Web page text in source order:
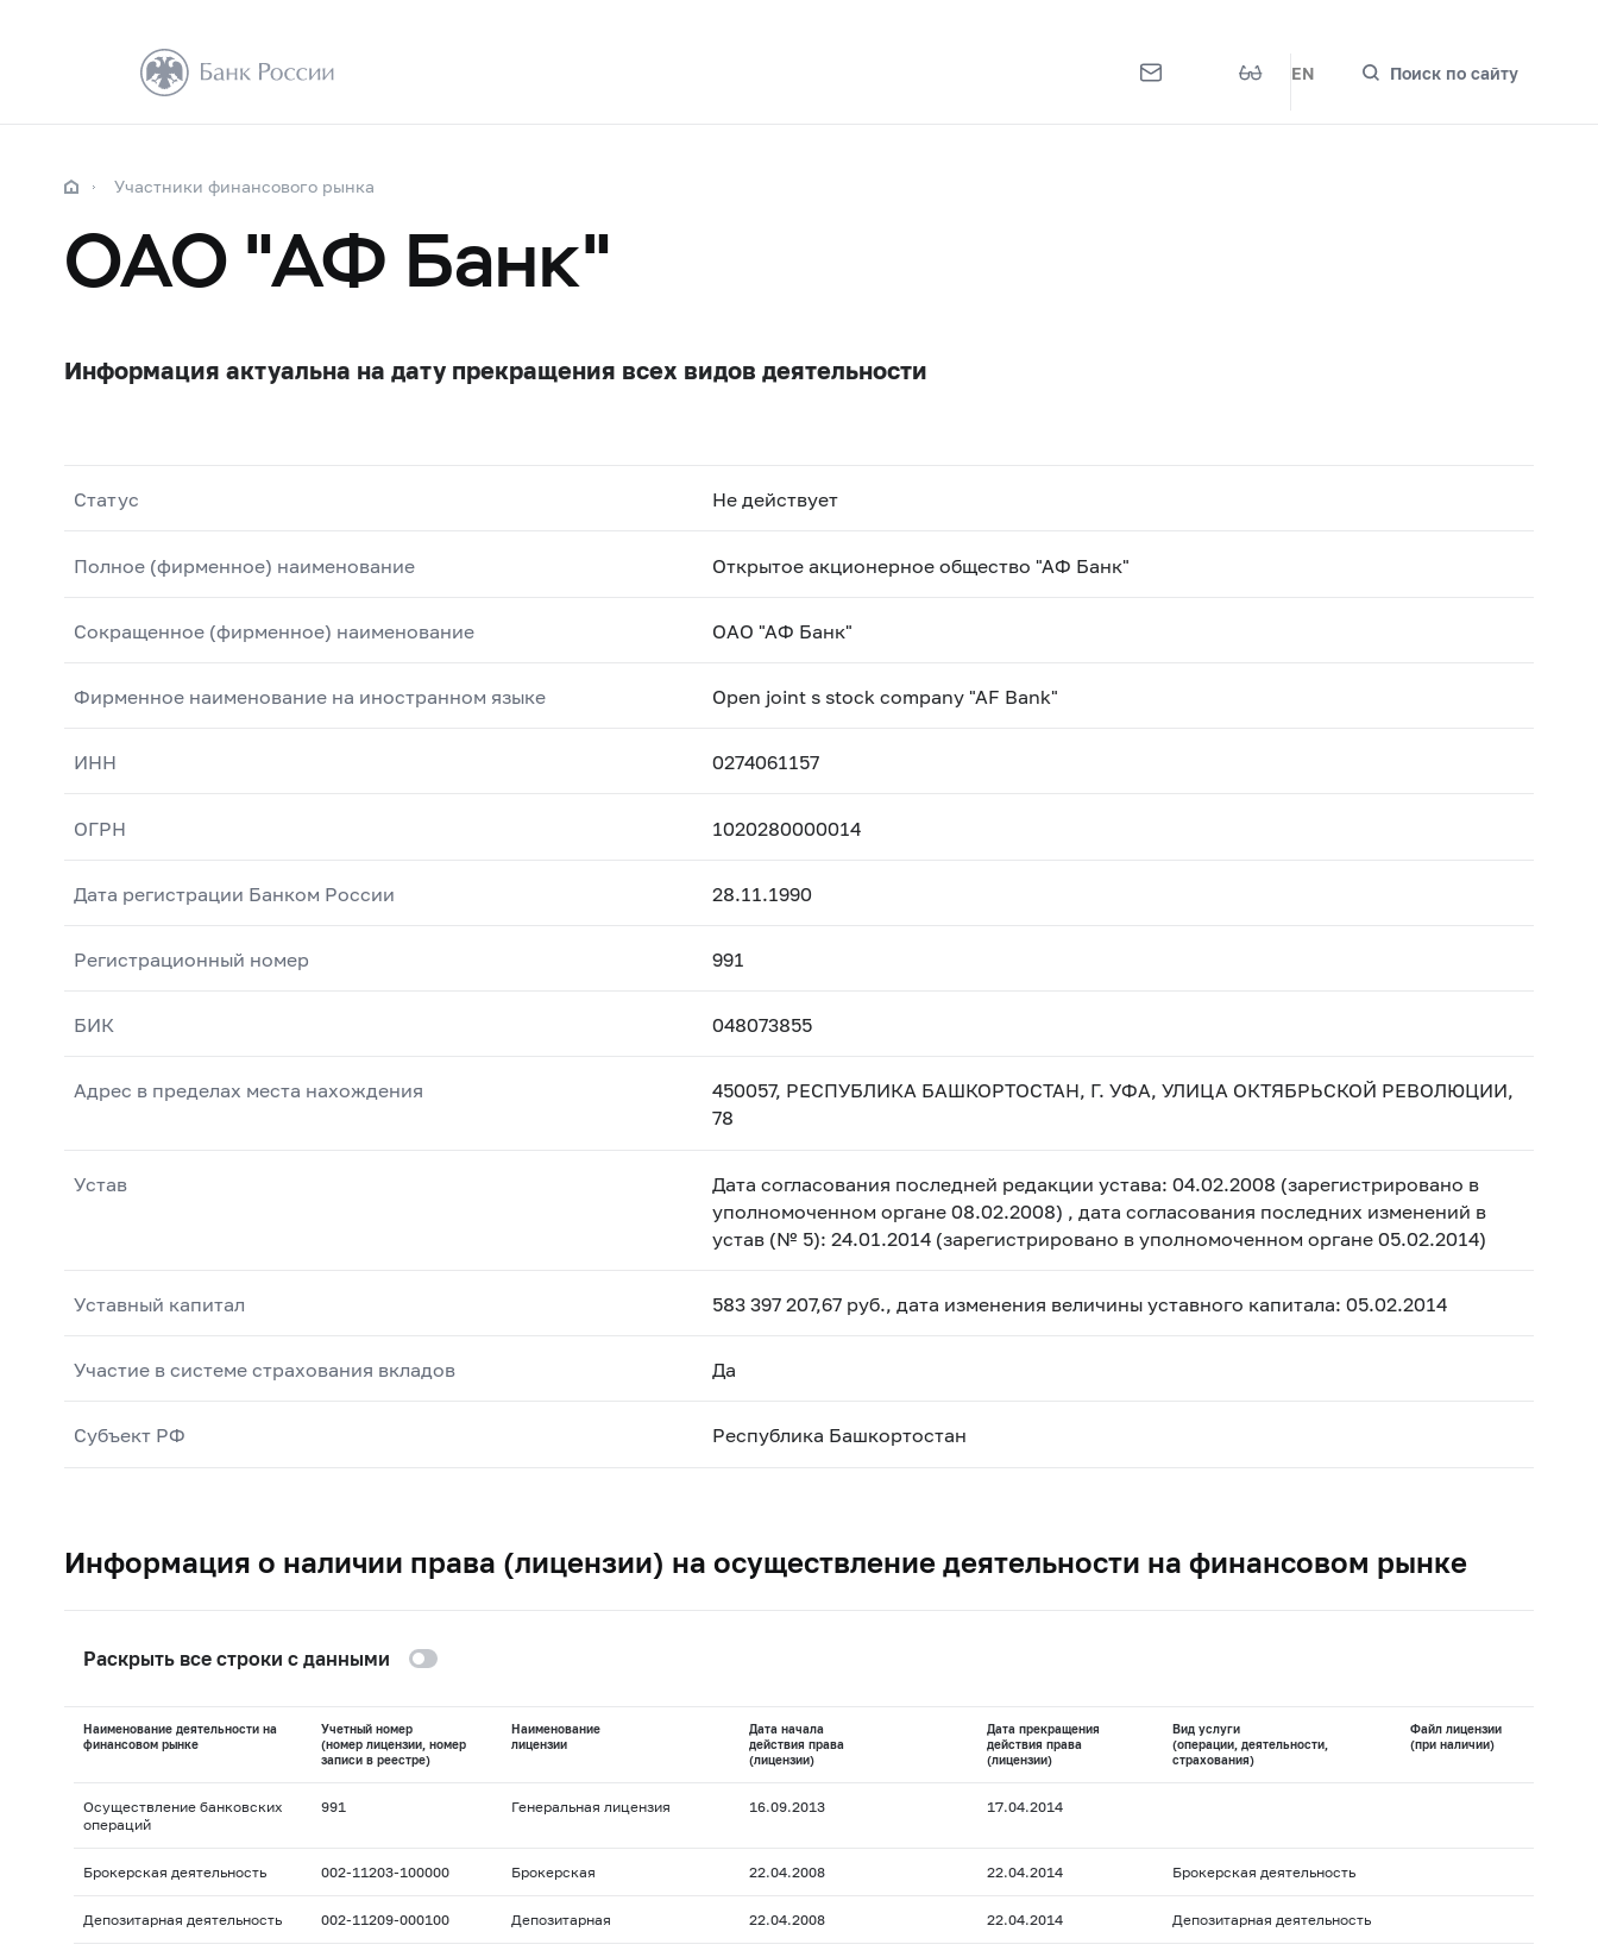
EN Поиск по сайту
Участники финансового рынка
ОАО "АФ Банк"
Информация актуальна на дату прекращения всех видов деятельности
Статус Не действует
Полное (фирменное) наименование Открытое акционерное общество "АФ Банк"
Сокращенное (фирменное) наименование ОАО "АФ Банк"
Фирменное наименование на иностранном языке Open joint s stock company "AF Bank"
ИНН 0274061157
ОГРН 1020280000014
Дата регистрации Банком России 28.11.1990
Регистрационный номер 991
БИК 048073855
Адрес в пределах места нахождения
450057, РЕСПУБЛИКА БАШКОРТОСТАН, Г. УФА, УЛИЦА ОКТЯБРЬСКОЙ РЕВОЛЮЦИИ,
78
Устав
Дата согласования последней редакции устава: 04.02.2008 (зарегистрировано в
уполномоченном органе 08.02.2008) , дата согласования последних изменений в
устав (№ 5): 24.01.2014 (зарегистрировано в уполномоченном органе 05.02.2014)
Уставный капитал 583 397 207,67 руб., дата изменения величины уставного капитала: 05.02.2014
Участие в системе страхования вкладов Да
Субъект РФ Республика Башкортостан
Информация о наличии права (лицензии) на осуществление деятельности на финансовом рынке
Раскрыть все строки с данными
Наименование деятельности на
финансовом рынке
Учетный номер
(номер лицензии, номер
записи в реестре)
Наименование
лицензии
Дата начала
действия права
(лицензии)
Дата прекращения
действия права
(лицензии)
Вид услуги
(операции, деятельности,
страхования)
Файл лицензии
(при наличии)
Осуществление банковских
операций
991 Генеральная лицензия 16.09.2013 17.04.2014
Брокерская деятельность 002-11203-100000 Брокерская 22.04.2008 22.04.2014 Брокерская деятельность
Депозитарная деятельность 002-11209-000100 Депозитарная 22.04.2008 22.04.2014 Депозитарная деятельность